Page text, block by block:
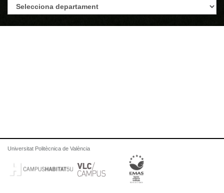
Universitat Politècnica de València